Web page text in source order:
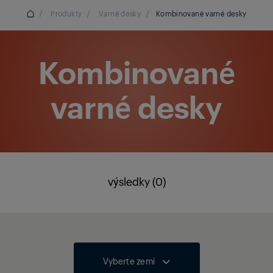
/ Produkty / Varné desky / Kombinované varné desky
Kombinované
varné desky
výsledky (0)
Vyberte zemi